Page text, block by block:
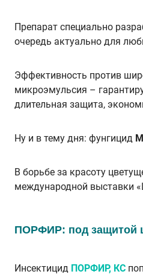
Препарат специально
очередь актуально для
Эффективность против
микроэмульсия –
длительная защита,
Ну и в тему дня: фунгицид
В борьбе за красоту
международной выставки
ПОРФИР: под защитой
Инсектицид ПОРФИР, КС